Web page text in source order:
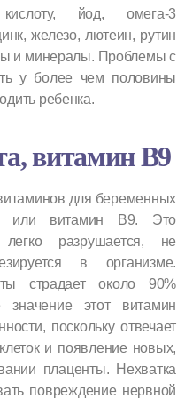
йод, омега-3
железо, лютеин, рутин
и минералы. Проблемы с
у более чем половины
ребенка.
витамин В9
для беременных
или витамин В9. Это
разрушается, не
в организме.
страдает около 90%
значение этот витамин
поскольку отвечает
и появление новых,
плаценты. Нехватка
повреждение нервной